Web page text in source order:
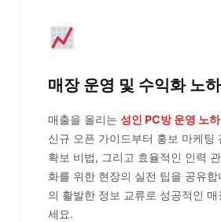
매장 운영 및 수익화 노
매출을 올리는 성인 PC방 운영 노
신규 오픈 가이드부터 홍보 마케팅
확보 비법, 그리고 효율적인 인력
화를 위한 현장의 실전 팁을 공유
의 활발한 정보 교류로 성공적인
세요.